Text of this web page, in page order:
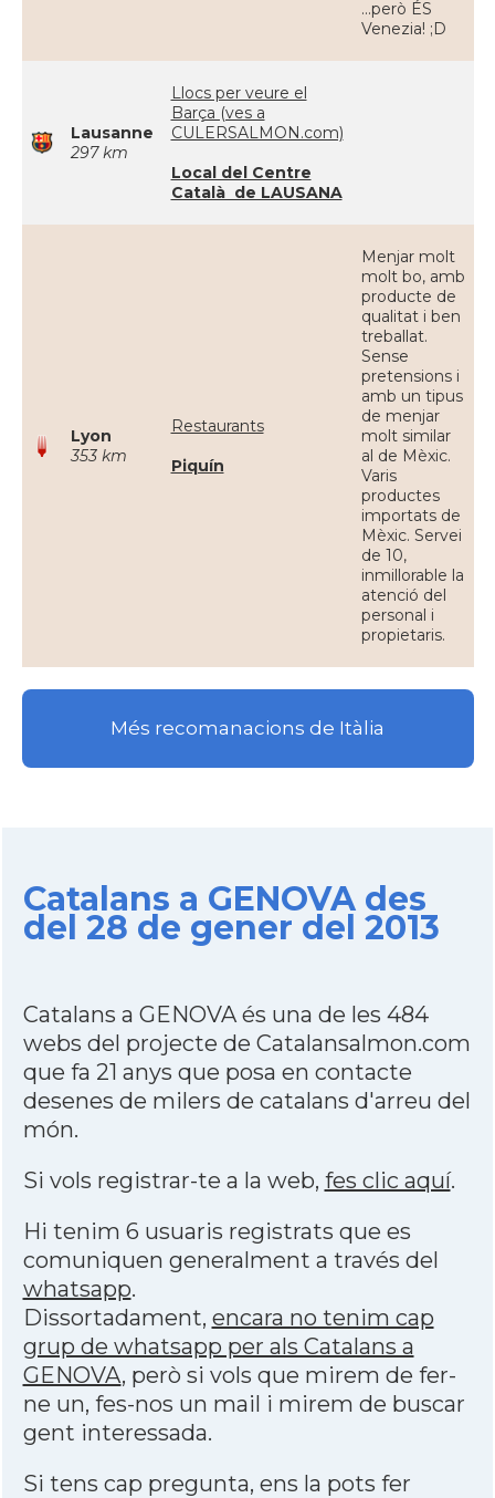
...però ÉS
Venezia! ;D
Lausanne
297 km
Llocs per veure el
Barça (ves a
CULERSALMON.com)
Local del Centre
Català de LAUSANA
Lyon
353 km
Restaurants
Piquín
Menjar molt
molt bo, amb
producte de
qualitat i ben
treballat.
Sense
pretensions i
amb un tipus
de menjar
molt similar
al de Mèxic.
Varis
productes
importats de
Mèxic. Servei
de 10,
inmillorable la
atenció del
personal i
propietaris.
Més recomanacions de Itàlia
Catalans a GENOVA des
del 28 de gener del 2013
Catalans a GENOVA és una de les 484
webs del projecte de Catalansalmon.com
que fa 21 anys que posa en contacte
desenes de milers de catalans d'arreu del
món.
Si vols registrar-te a la web, fes clic aquí.
Hi tenim 6 usuaris registrats que es
comuniquen generalment a través del
whatsapp.
Dissortadament, encara no tenim cap
grup de whatsapp per als Catalans a
GENOVA, però si vols que mirem de fer-
ne un, fes-nos un mail i mirem de buscar
gent interessada.
Si tens cap pregunta, ens la pots fer